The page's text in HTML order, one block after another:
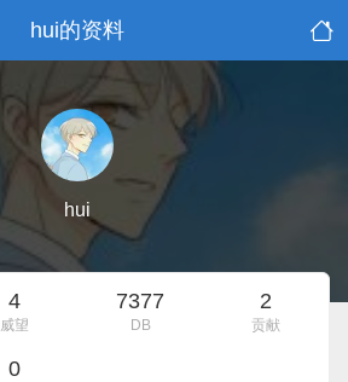
hui的资料
hui
4
威望
7377
DB
2
贡献
0